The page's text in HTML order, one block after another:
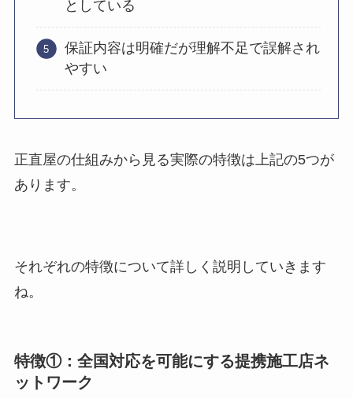
としている
保証内容は明確だが理解不足で誤解され
やすい
正直屋の仕組みから見る実際の特徴は上記の5つが
あります。
それぞれの特徴について詳しく説明していきます
ね。
特徴①：全国対応を可能にする提携施工店ネ
ットワーク